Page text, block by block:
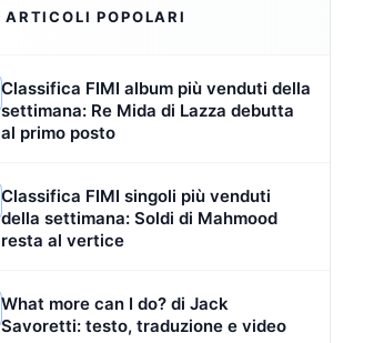
ARTICOLI POPOLARI
Classifica FIMI album più venduti della
settimana: Re Mida di Lazza debutta
al primo posto
Classifica FIMI singoli più venduti
della settimana: Soldi di Mahmood
resta al vertice
What more can I do? di Jack
Savoretti: testo, traduzione e video